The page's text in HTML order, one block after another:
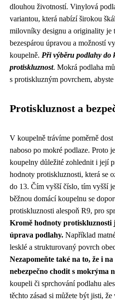
dlouhou životností. Vinylová
variantou, která nabízí širokou
milovníky designu a originality je
bezespárou úpravou a možností
koupelně. Při výběru podlahy do
protiskluznost. Mokrá podlaha
s protiskluzným povrchem,
Protiskluznost a
V koupelně trávíme poměrně dost
naboso po mokré podlaze. Proto
koupelny důležité zohlednit i její
hodnoty protiskluznosti, která se
do 13. Čím vyšší číslo, tím vyšší
běžnou domácí koupelnu se
protiskluznosti alespoň R9, pro
Kromě hodnoty protiskluznosti
úprava podlahy. Například
lesklé a strukturovaný povrch
Nezapomeňte také na to, že i
nebezpečno chodit s mokrýma
koupeli či sprchování podlahu
těchto zásad si můžete být jisti,